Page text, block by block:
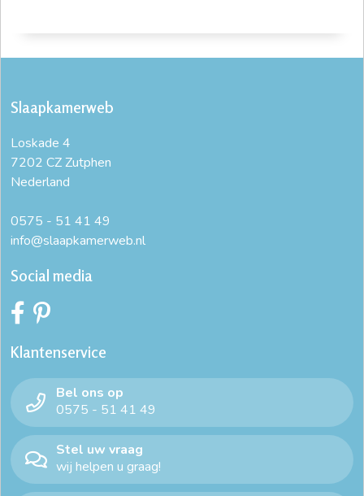
Slaapkamerweb
Loskade 4
7202 CZ Zutphen
Nederland
0575 - 51 41 49
info@slaapkamerweb.nl
Social media
Klantenservice
Bel ons op
0575 - 51 41 49
Stel uw vraag
wij helpen u graag!